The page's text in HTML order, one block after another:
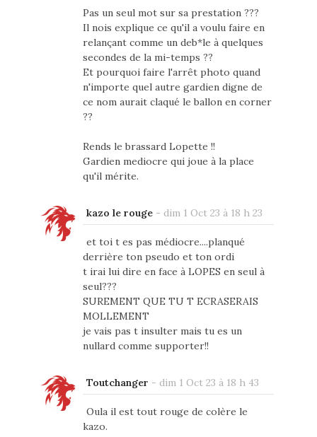
Pas un seul mot sur sa prestation ???
Il nois explique ce qu'il a voulu faire en
relançant comme un deb*le à quelques
secondes de la mi-temps ??
Et pourquoi faire l'arrêt photo quand
n'importe quel autre gardien digne de
ce nom aurait claqué le ballon en corner
??
Rends le brassard Lopette !!
Gardien mediocre qui joue à la place
qu'il mérite.
kazo le rouge- dim 1 Oct 23 à 18 h 23
et toi t es pas médiocre....planqué
derrière ton pseudo et ton ordi
t irai lui dire en face à LOPES en seul à
seul???
SUREMENT QUE TU T ECRASERAIS
MOLLEMENT
je vais pas t insulter mais tu es un
nullard comme supporter!!
Toutchanger - dim 1 Oct 23 à 18 h 43
Oula il est tout rouge de colère le
kazo.